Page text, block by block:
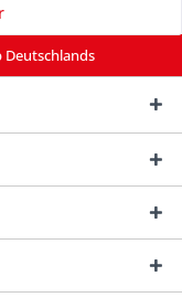
Deutschlands